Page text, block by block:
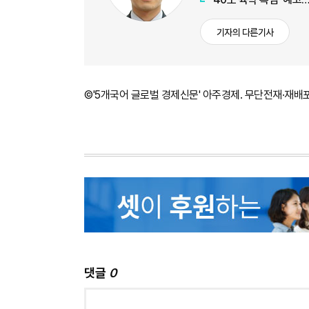
기자의 다른기사
©'5개국어 글로벌 경제신문' 아주경제. 무단전재·재배
댓글 0